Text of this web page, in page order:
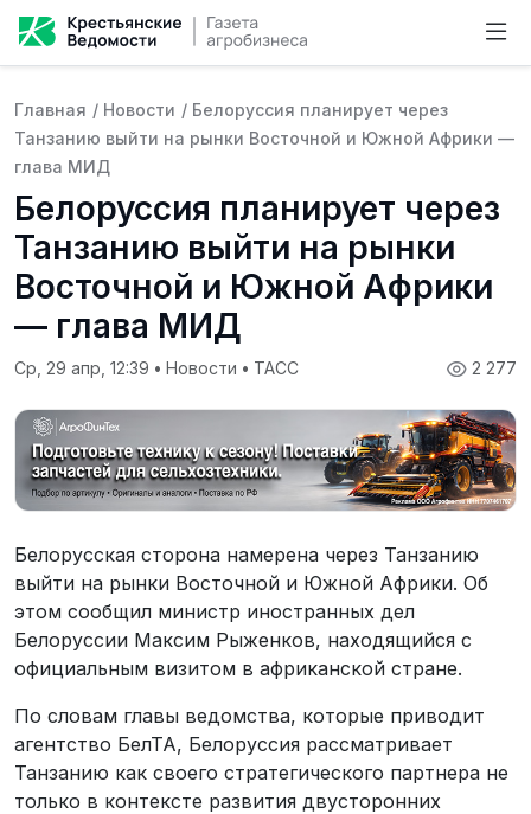
Главная / Новости / Белоруссия планирует через
Танзанию выйти на рынки Восточной и Южной Африки —
глава МИД
Белоруссия планирует через
Танзанию выйти на рынки
Восточной и Южной Африки
— глава МИД
2 277
Ср, 29 апр, 12:39 • Новости • ТАСС
Белорусская сторона намерена через Танзанию
выйти на рынки Восточной и Южной Африки. Об
этом сообщил министр иностранных дел
Белоруссии Максим Рыженков, находящийся с
официальным визитом в африканской стране.
По словам главы ведомства, которые приводит
агентство БелТА, Белоруссия рассматривает
Танзанию как своего стратегического партнера не
только в контексте развития двусторонних